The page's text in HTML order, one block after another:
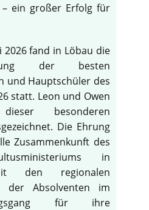
ein großer Erfolg für
2026 fand in Löbau die
der besten
und Hauptschüler des
statt. Leon und Owen
besonderen
Die Ehrung
Zusammenkunft des
in
den regionalen
der Absolventen im
für ihre